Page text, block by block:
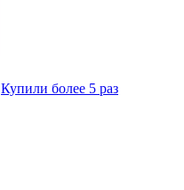
Купили более 5 раз